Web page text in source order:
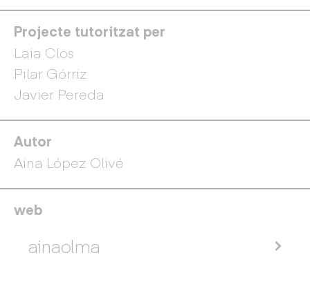
Projecte tutoritzat per
Laia Clos
Pilar Górriz
Javier Pereda
Autor
Aina López Olivé
web
ainaolma